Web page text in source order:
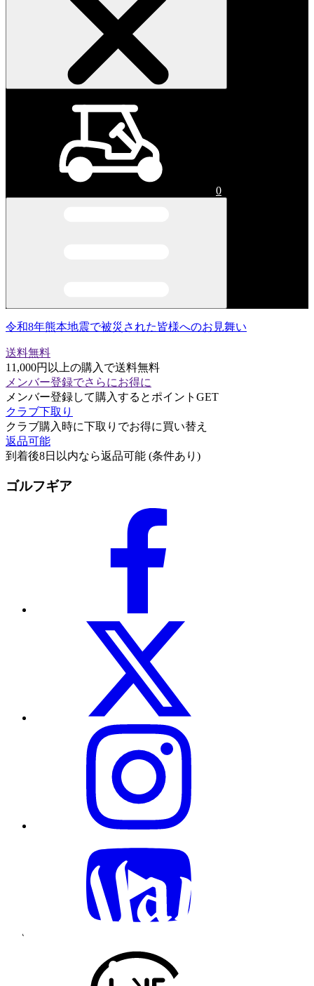
0
令和8年熊本地震で被災された皆様へのお見舞い
送料無料
11,000円以上の購入で送料無料
メンバー登録でさらにお得に
メンバー登録して購入するとポイントGET
クラブ下取り
クラブ購入時に下取りでお得に買い替え
返品可能
到着後8日以内なら返品可能 (条件あり)
ゴルフギア